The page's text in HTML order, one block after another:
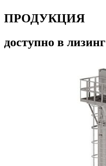
ПРОДУКЦИЯ
доступно в лизинг